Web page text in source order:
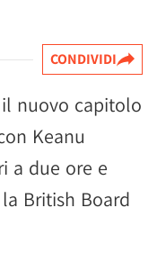
CONDIVIDI
nuovo capitolo
Keanu
a due ore e
British Board